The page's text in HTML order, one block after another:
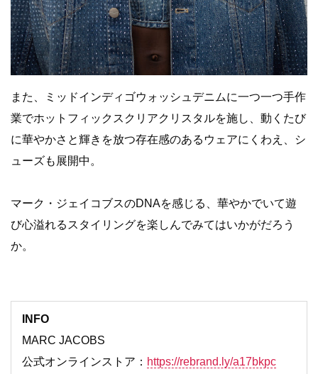
また、ミッドインディゴウォッシュデニムに一つ一つ手作
業でホットフィックスクリアクリスタルを施し、動くたび
に華やかさと輝きを放つ存在感のあるウェアにくわえ、シ
ューズも展開中。
マーク・ジェイコブスのDNAを感じる、華やかでいて遊
び心溢れるスタイリングを楽しんでみてはいかがだろう
か。
INFO
MARC JACOBS
公式オンラインストア： https://rebrand.ly/a17bkpc